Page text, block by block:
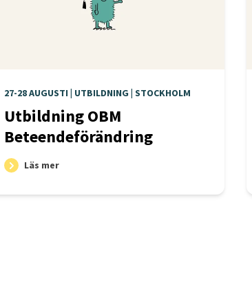
27-28 AUGUSTI | UTBILDNING | STOCKHOLM
Utbildning OBM
Beteendeförändring
Läs mer